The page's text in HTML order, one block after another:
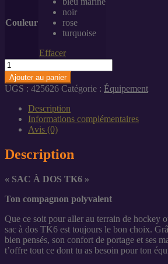
Couleur
noir
rose
turquoise
Effacer
quantité
de
SAC
À
DOS
TK6
Ajouter au panier
UGS : 425626 Catégorie : Équipement
Description
Informations complémentaires
Avis (0)
Description
« SAC À DOS TK6 »
Ton compagnon polyvalent
Que ce soit pour aller au terrain de hockey
sac à dos TK6 est toujours le bon choix.
bien pensés, son confort de portage et ses
t’offre tout ce dont tu as besoin pour ton